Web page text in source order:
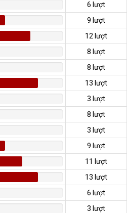
6 lượt
9 lượt
12 lượt
8 lượt
8 lượt
13 lượt
3 lượt
8 lượt
3 lượt
9 lượt
11 lượt
13 lượt
6 lượt
3 lượt